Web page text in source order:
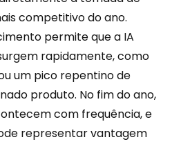
competitivo do ano.
permite que a IA
rapidamente, como
um pico repentino de
produto. No fim do ano,
com frequência, e
representar vantagem